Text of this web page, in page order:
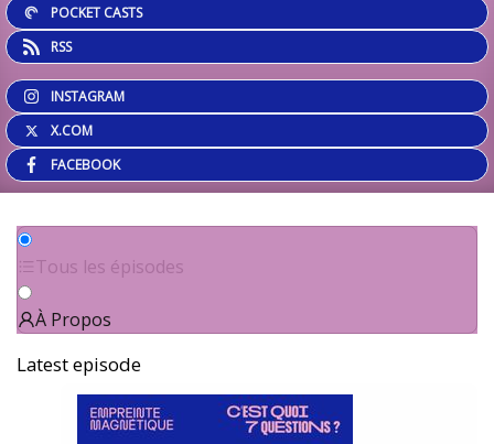
POCKET CASTS
RSS
INSTAGRAM
X.COM
FACEBOOK
Tous les épisodes
À Propos
Latest episode